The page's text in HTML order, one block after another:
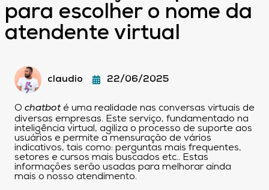
para escolher o nome da
atendente virtual
claudio 22/06/2025
O chatboté uma realidade nas conversas virtuais de
diversas empresas. Este serviço, fundamentado na
inteligência virtual, agiliza o processo de suporte aos
usuários e permite a mensuração de vários
indicativos, tais como: perguntas mais frequentes,
setores e cursos mais buscados etc.. Estas
informações serão usadas para melhorar ainda
mais o nosso atendimento.